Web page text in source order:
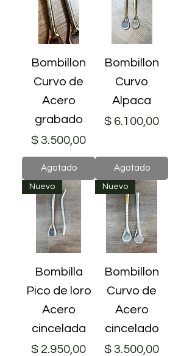
Bombillon
Curvo de
Acero
grabado
Precio
$ 3.500,00
Agotado
Bombillon
Curvo
Alpaca
Precio
$ 6.100,00
Agotado
Nuevo
Bombilla
Pico de loro
Acero
cincelada
Precio
$ 2.950,00
Nuevo
Bombillon
Curvo de
Acero
cincelado
Precio
$ 3.500,00